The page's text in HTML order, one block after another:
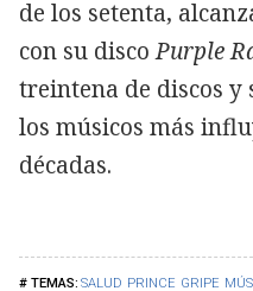
SALUD PRINCE GRIPE
de los setenta,
con su discoPurple
treintena de discos y
los músicos más
décadas.